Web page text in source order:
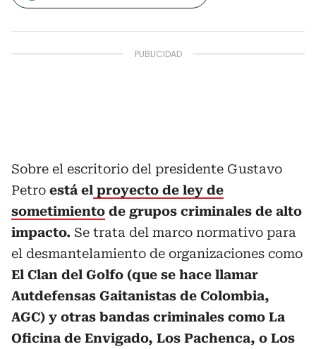
Sobre el escritorio del presidente Gustavo
Petro está el proyecto de ley de
sometimiento de grupos criminales de alto
impacto. Se trata del marco normativo para
el desmantelamiento de organizaciones como
El Clan del Golfo (que se hace llamar
Autdefensas Gaitanistas de Colombia,
AGC) y otras bandas criminales como La
Oficina de Envigado, Los Pachenca, o Los